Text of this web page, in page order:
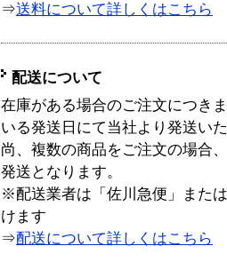
⇒送料について詳しくはこちら
配送について
在庫がある場合のご注文につき
いる発送日にて当社より発送い
尚、複数の商品をご注文の場合
発送となります。
※配送業者は「佐川急便」また
けます
⇒配送について詳しくはこちら